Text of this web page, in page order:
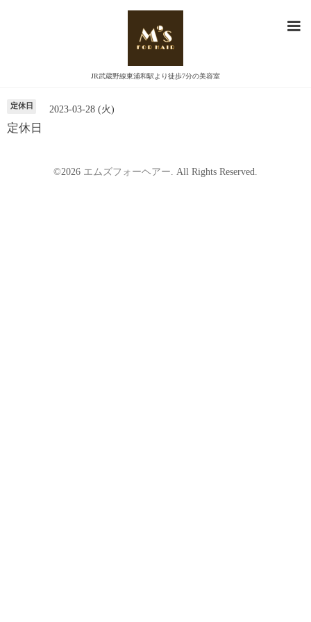
JR武蔵野線東浦和駅より徒歩7分の美容室
定休日 2023-03-28 (火)
定休日
©2026 エムズフォーヘアー . All Rights Reserved.